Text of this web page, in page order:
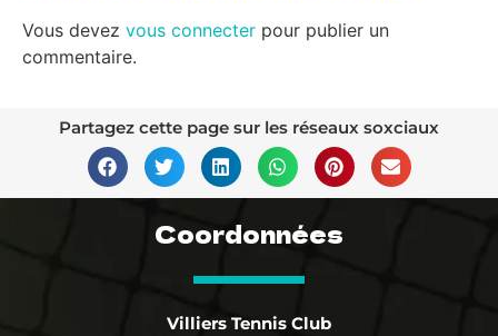
Vous devez vous connecter pour publier un
commentaire.
Partagez cette page sur les réseaux soxciaux
Coordonnées
Villiers Tennis Club